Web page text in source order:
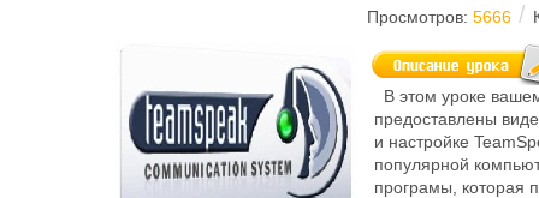
Просмотров: 5666 /
В этом уроке
предоставлены
и настройке
популярной
програмы, которая